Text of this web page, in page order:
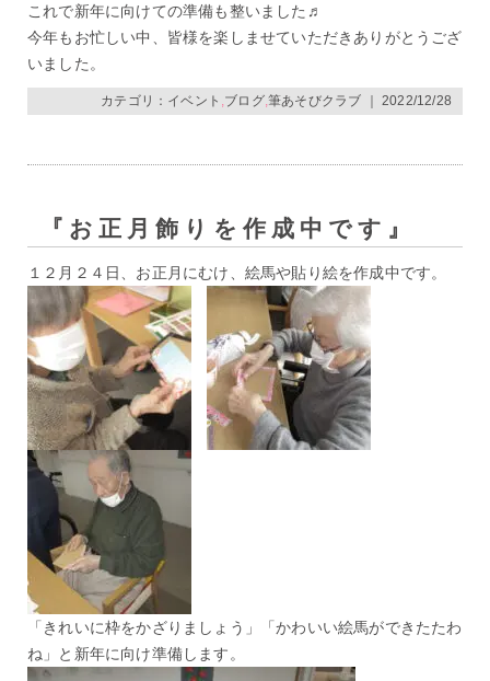
これで新年に向けての準備も整いました♬
今年もお忙しい中、皆様を楽しませていただきありがとうござ
いました。
カテゴリ： イベント ブログ, 筆あそびクラブ ｜ 2022/12/28
『お正月飾りを作成中です』
１２月２４日、お正月にむけ、絵馬や貼り絵を作成中です。
「きれいに枠をかざりましょう」「かわいい絵馬ができたたわ
ね」と新年に向け準備します。